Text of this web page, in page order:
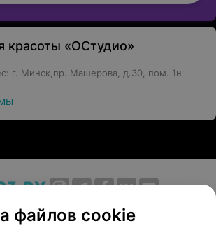
красоты «ОСтудио»
г. Минск,пр. Машерова, д.30, пом. 1н
Новости проекта
Размещение рекламы
файлов cookie